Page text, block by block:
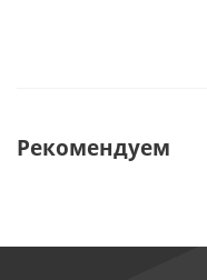
Рекомендуем